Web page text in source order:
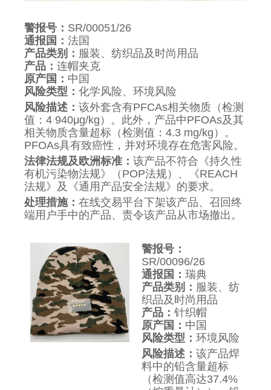
警报号： SR/00051/26
通报国： 法国
产品类别： 服装、纺织品及时尚用品
产品： 连帽夹克
原产国： 中国
风险类型： 化学风险、环境风险
风险描述： 该外套含有PFCAs相关物质（检测
值：4 940μg/kg）。此外，产品中PFOAs及其
相关物质含量超标（检测值：4.3 mg/kg）。
PFOAs具有致癌性，并对环境存在危害风险。
法律法规及欧洲标准： 该产品不符合《持久性
有机污染物法规》（POP法规）、《REACH
法规》及《通用产品安全法规》的要求。
处理措施： 在线交易平台下架该产品、召回终
端用户手中的产品、责令该产品从市场撤出。
警报号：
SR/00096/26
通报国： 瑞典
产品类别： 服装、纺
织品及时尚用品
产品： 针织帽
原产国： 中国
风险类型： 环境风险
风险描述： 该产品焊
料中的铅含量超标
（检测值高达37.4%